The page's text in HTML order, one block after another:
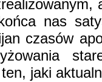
nas
czasów
jaki